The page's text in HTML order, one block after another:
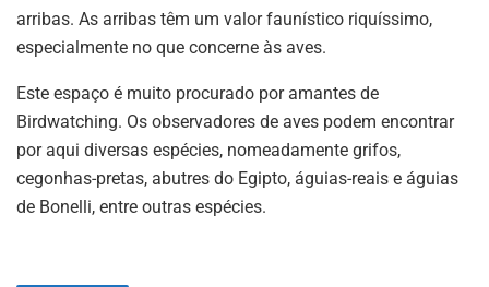
arribas. As arribas têm um valor faunístico riquíssimo,
especialmente no que concerne às aves.
Este espaço é muito procurado por amantes de
Birdwatching. Os observadores de aves podem encontrar
por aqui diversas espécies, nomeadamente grifos,
cegonhas-pretas, abutres do Egipto, águias-reais e águias
de Bonelli, entre outras espécies.